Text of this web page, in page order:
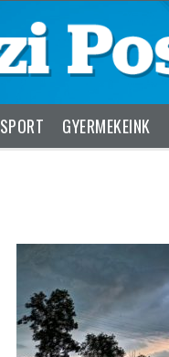
SPORT GYERMEKEINK